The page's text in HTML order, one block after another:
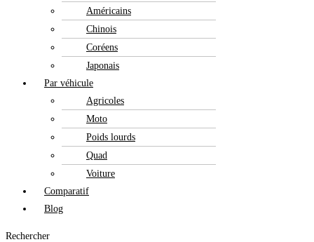
Américains
Chinois
Coréens
Japonais
Par véhicule
Agricoles
Moto
Poids lourds
Quad
Voiture
Comparatif
Blog
Rechercher